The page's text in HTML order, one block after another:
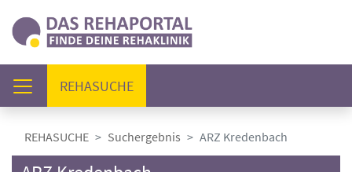
REHASUCHE(AKTUELL)
REHASUCHE Suchergebnis ARZ Kredenbach